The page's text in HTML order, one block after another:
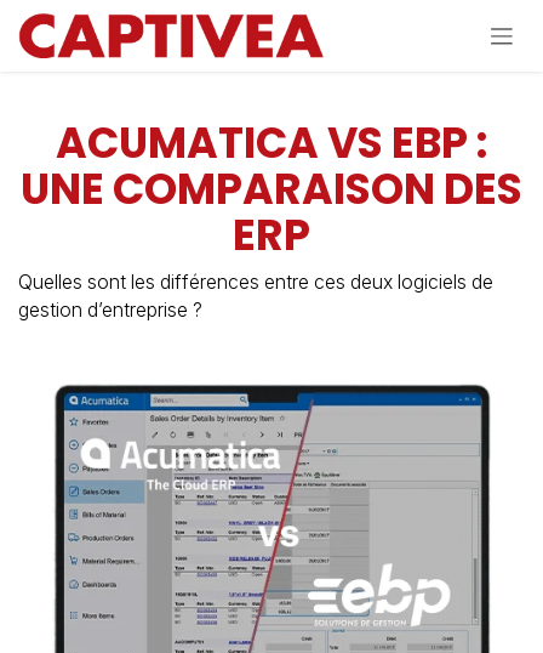
Se rendre au contenu
ACUMATICA VS EBP :
UNE COMPARAISON DES
ERP
Quelles sont les différences entre ces deux logiciels de
gestion d’entreprise ?​